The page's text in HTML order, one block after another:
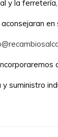
y la
en
suministro